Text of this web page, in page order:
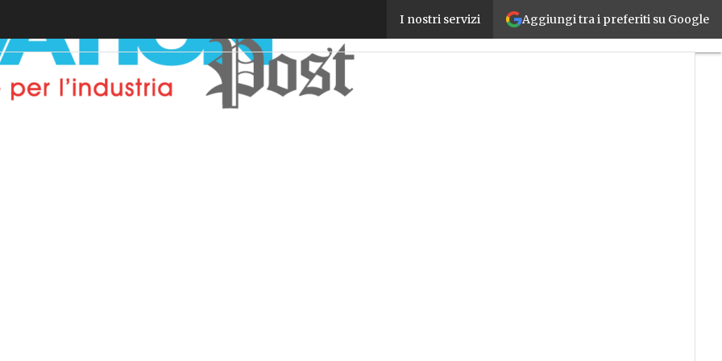
Aggiungi tra i preferiti su Google
I nostri servizi
Le nuove frontiere della meccatronica: i sistemi